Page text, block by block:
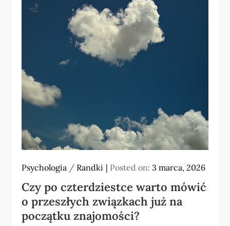
Psychologia / Randki Posted on:3 marca, 2026
Czy po czterdziestce warto mówić
o przeszłych związkach już na
początku znajomości?